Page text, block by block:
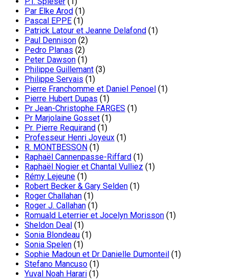
Par Elke Arod (1)
Pascal EPPE (1)
Patrick Latour et Jeanne Delafond (1)
Paul Dennison (2)
Pedro Planas (2)
Peter Dawson (1)
Philippe Guillemant (3)
Philippe Servais (1)
Pierre Franchomme et Daniel Penoel (1)
Pierre Hubert Dupas (1)
Pr Jean-Christophe FARGES (1)
Pr Marjolaine Gosset (1)
Pr. Pierre Requirand (1)
Professeur Henri Joyeux (1)
R. MONTBESSON (1)
Raphaël Cannenpasse-Riffard (1)
Raphaël Nogier et Chantal Vulliez (1)
Rémy Lejeune (1)
Robert Becker & Gary Selden (1)
Roger Challahan (1)
Roger J. Callahan (1)
Romuald Leterrier et Jocelyn Morisson (1)
Sheldon Deal (1)
Sonia Blondeau (1)
Sonia Spelen (1)
Sophie Madoun et Dr Danielle Dumonteil (1)
Stefano Mancuso (1)
Yuval Noah Harari (1)